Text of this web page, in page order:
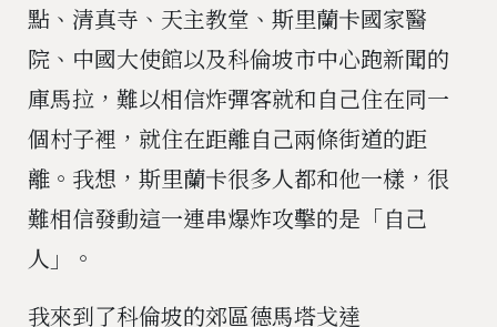
點、清真寺、天主教堂、斯里蘭卡國家醫
院、中國大使館以及科倫坡市中心跑新聞的
庫馬拉，難以相信炸彈客就和自己住在同一
個村子裡，就住在距離自己兩條街道的距
離。我想，斯里蘭卡很多人都和他一樣，很
難相信發動這一連串爆炸攻擊的是「自己
人」。
我來到了科倫坡的郊區德馬塔戈達